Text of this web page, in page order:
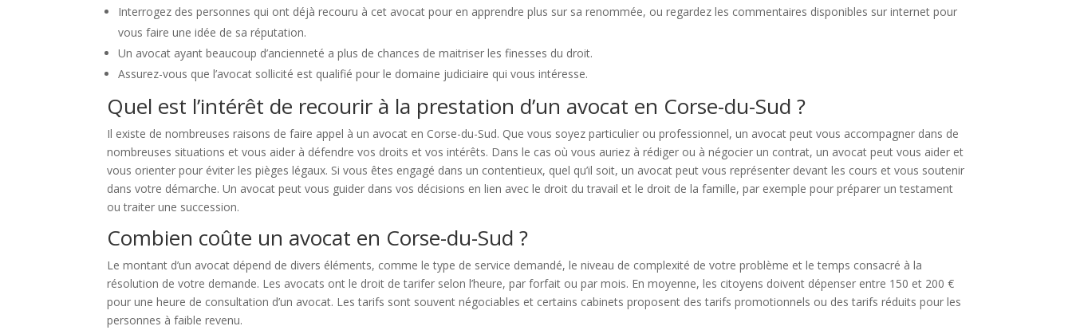
Interrogez des personnes qui ont déjà recouru à cet avocat pour en apprendre plus sur sa renommée, ou regardez les commentaires disponibles sur internet pour
vous faire une idée de sa réputation.
Un avocat ayant beaucoup d’ancienneté a plus de chances de maitriser les finesses du droit.
Assurez-vous que l’avocat sollicité est qualifié pour le domaine judiciaire qui vous intéresse.
Quel est l’intérêt de recourir à la prestation d’un avocat en Corse-du-Sud ?
Il existe de nombreuses raisons de faire appel à un avocat en Corse-du-Sud. Que vous soyez particulier ou professionnel, un avocat peut vous accompagner dans de
nombreuses situations et vous aider à défendre vos droits et vos intérêts. Dans le cas où vous auriez à rédiger ou à négocier un contrat, un avocat peut vous aider et
vous orienter pour éviter les pièges légaux. Si vous êtes engagé dans un contentieux, quel qu’il soit, un avocat peut vous représenter devant les cours et vous soutenir
dans votre démarche. Un avocat peut vous guider dans vos décisions en lien avec le droit du travail et le droit de la famille, par exemple pour préparer un testament
ou traiter une succession.
Combien coûte un avocat en Corse-du-Sud ?
Le montant d’un avocat dépend de divers éléments, comme le type de service demandé, le niveau de complexité de votre problème et le temps consacré à la
résolution de votre demande. Les avocats ont le droit de tarifer selon l’heure, par forfait ou par mois. En moyenne, les citoyens doivent dépenser entre 150 et 200 €
pour une heure de consultation d’un avocat. Les tarifs sont souvent négociables et certains cabinets proposent des tarifs promotionnels ou des tarifs réduits pour les
personnes à faible revenu.